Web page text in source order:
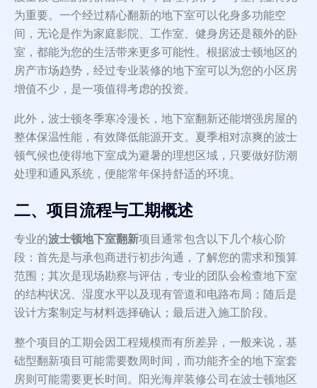
为重要。一个经过精心翻新的地下室可以化身多功能空
间，无论是作为家庭影院、工作室、健身房还是额外的卧
室，都能为您的生活带来更多可能性。根据波士顿地区的
房产市场趋势，经过专业装修的地下室可以为您的小区房
增值不少，是一项值得考虑的投资。
此外，波士顿冬季寒冷漫长，地下室翻新还能增强房屋的
整体保温性能，有效降低能源开支。夏季相对凉爽的波士
顿气候也使得地下室成为避暑的理想区域，只要做好防潮
处理和通风系统，便能常年保持舒适的环境。
二、项目流程与工期概述
专业的波士顿地下室翻新项目通常包含以下几个核心阶
段：首先是与承包商进行初步沟通，了解您的需求和预算
范围；其次是现场勘察与评估，专业的团队会检查地下室
的结构状况、湿度水平以及现有管道和电路布局；随后是
设计方案制定与材料选择确认；最后进入施工阶段。
整个项目的工期会因工程规模而有所差异，一般来说，基
础型翻新项目可能需要数周时间，而功能齐全的地下室套
房则可能需要更长时间。阳光海岸装修公司在波士顿地区